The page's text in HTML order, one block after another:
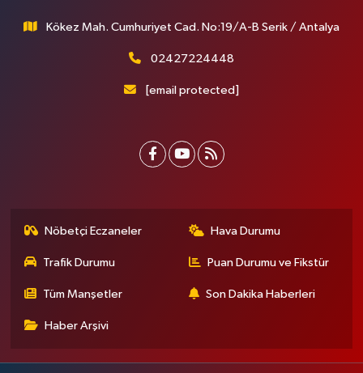
Kökez Mah. Cumhuriyet Cad. No:19/A-B Serik / Antalya
02427224448
[email protected]
Nöbetçi Eczaneler Hava Durumu
Trafik Durumu Puan Durumu ve Fikstür
Tüm Manşetler Son Dakika Haberleri
Haber Arşivi